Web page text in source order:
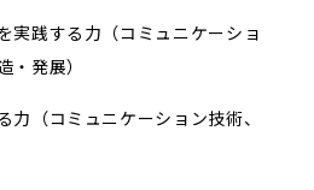
実践する力（コミュニケーショ
・発展）
力（コミュニケーション技術、